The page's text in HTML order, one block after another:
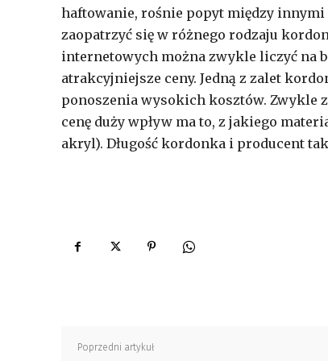
haftowanie, rośnie popyt między
zaopatrzyć się w różnego rodzaju
internetowych można zwykle liczyć na
atrakcyjniejsze ceny. Jedną z zalet
ponoszenia wysokich kosztów. Zwykle
cenę duży wpływ ma to, z jakiego
akryl). Długość kordonka i producent
Poprzedni artykuł